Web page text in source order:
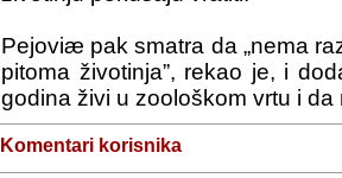
Pejoviæ pak smatra da „nema
pitoma životinja”, rekao je, i
godina živi u zoološkom vrtu i
Komentari korisnika